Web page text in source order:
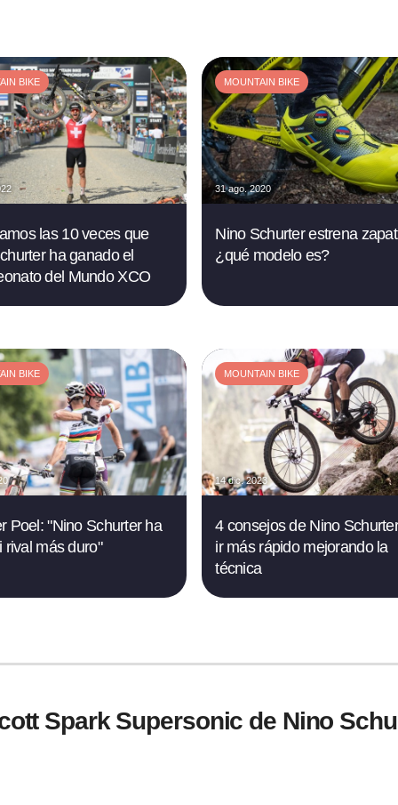
BIKE
las 10 veces que
ha ganado el
del Mundo XCO
MOUNTAIN BIKE
31 ago. 2020
Nino Schurter estrena
¿qué modelo es?
BIKE
Poel: "Nino Schurter ha
rival más duro"
MOUNTAIN BIKE
14 dic. 2023
4 consejos de Nino
ir más rápido mejorando la
técnica
Spark Supersonic de Nino